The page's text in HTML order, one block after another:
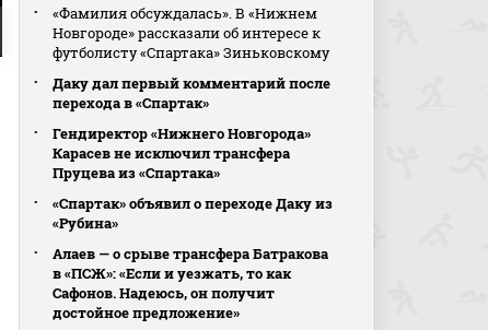
«Фамилия обсуждалась». В «Нижнем
Новгороде» рассказали об интересе к
футболисту «Спартака» Зиньковскому
Даку дал первый комментарий после
перехода в «Спартак»
Гендиректор «Нижнего Новгорода»
Карасев не исключил трансфера
Пруцева из «Спартака»
«Спартак» объявил о переходе Даку из
«Рубина»
Алаев — о срыве трансфера Батракова
в «ПСЖ»: «Если и уезжать, то как
Сафонов. Надеюсь, он получит
достойное предложение»